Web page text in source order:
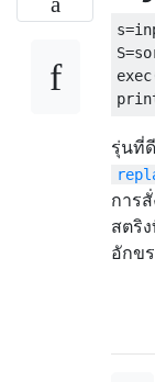
s=
S=
exec
รุ่นที่
การ
สตริ
อักข